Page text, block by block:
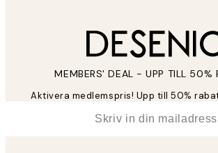
MEMBERS' DEAL - UPP TILL 50%
Aktivera medlemspris! Upp till 50%